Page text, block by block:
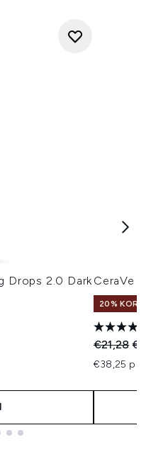
Drops 2.0 Dark CeraVe
20%
€21,28
€38,25 per